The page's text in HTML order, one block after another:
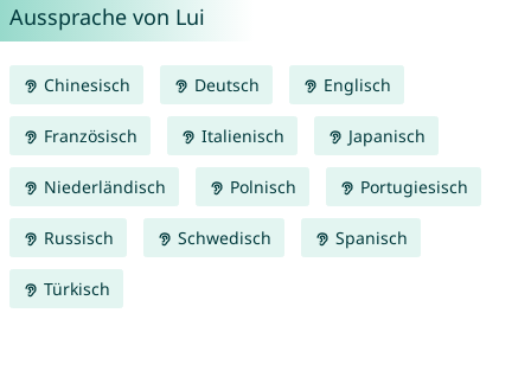
Aussprache von Lui
Chinesisch Deutsch Englisch
Französisch Italienisch Japanisch
Niederländisch Polnisch Portugiesisch
Russisch Schwedisch Spanisch
Türkisch